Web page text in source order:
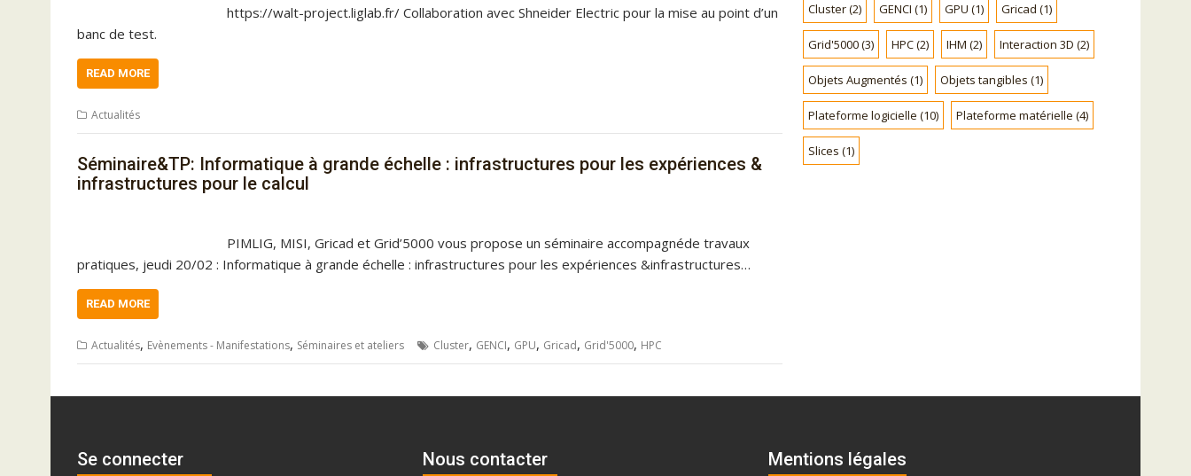
https://walt-project.liglab.fr/ Collaboration avec Shneider Electric pour la mise au point d’un
banc de test.
READ MORE
Actualités
Séminaire&TP: Informatique à grande échelle : infrastructures pour les expériences &
infrastructures pour le calcul
PIMLIG, MISI, Gricad et Grid’5000 vous propose un séminaire accompagnéde travaux
pratiques, jeudi 20/02 : Informatique à grande échelle : infrastructures pour les expériences &infrastructures…
READ MORE
Actualités, Evènements - Manifestations, Séminaires et ateliers Cluster, GENCI, GPU, Gricad, Grid'5000, HPC
è
m
e
s
Cluster(2) GENCI (1) GPU (1) Gricad (1)
Grid'5000(3) HPC(2) IHM (2) Interaction 3D (2)
Objets Augmentés (1) Objets tangibles (1)
Plateforme logicielle (10) Plateforme matérielle (4)
Slices (1)
Se connecter Nous contacter Mentions légales